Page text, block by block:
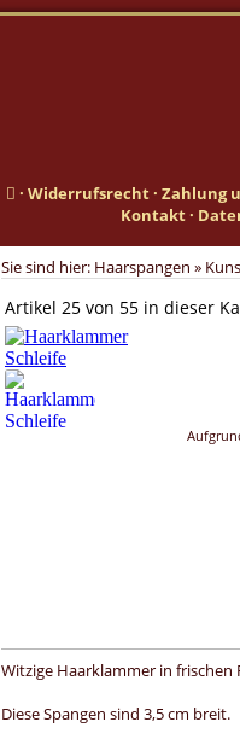
· Widerrufsrecht· Zahlung
Kontakt·
Sie sind hier: Haarspangen »
Artikel 25 von 55 in dieser
Witzige Haarklammer in frischen
Diese Spangen sind 3,5 cm breit.